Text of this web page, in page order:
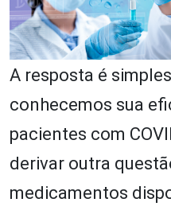
A resposta é
conhecemos sua
pacientes com
derivar outra
medicamentos